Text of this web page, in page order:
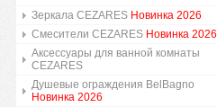
Зеркала CEZARES Новинка 2026
Смесители CEZARES Новинка 2026
Аксессуары для ванной комнаты
CEZARES
Душевые ограждения BelBagno
Новинка 2026